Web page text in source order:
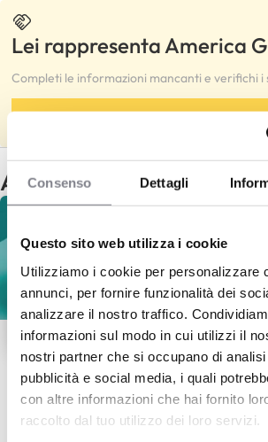
Consenso Dettagli
Questo sito web utilizza i cookie
Utilizziamo i cookie per personalizzare
annunci, per fornire funzionalità dei
analizzare il nostro traffico.
informazioni sul modo in cui utilizzi il
nostri partner che si occupano di analisi
pubblicità e social media, i quali
con altre informazioni che hai fornito
raccolto dal tuo utilizzo dei loro servizi.
Lei rappresenta America
Completi le informazioni mancanti e verifichi i
Completa
Altri franchising con gli
I Love Poke
Poke bowl personalizzabili healthy